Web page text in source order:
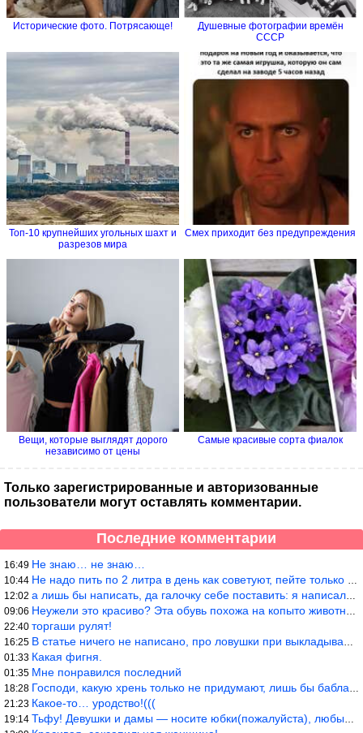
Исторические фото. Потрясающе!
Душевные фотографии времён
СССР
Топ-10 крупнейших угольных шахт и
разрезов мира
Смех приходит без предупреждения
Вещи, которые выглядят дорого
независимо от цены
Самые красивые сорта фиалок
Только зарегистрированные и авторизованные
пользователи могут оставлять комментарии.
Последние комментарии
16:49 Не знаю… не знаю…
10:44 Не надо пить по 2 литра в день как советуют, пейте только когда
12:02 а лишь бы написать, да галочку себе поставить: я написала статью
09:06 Неужели это красиво? Эта обувь похожа на копыто животного, не хв
22:40 торгаши рулят!
16:25 В статье ничего не написано, про ловушки при выкладывании товара
01:33 Какая фигня.
01:35 Мне понравился последний
18:28 Господи, какую хрень только не придумают, лишь бы бабла срубить!
21:23 Какое-то… уродство!(((
19:14 Тьфу! Девушки и дамы — носите юбки(пожалуйста), любые штаны на ж